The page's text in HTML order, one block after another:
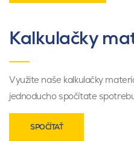
Kalkulačky
Využite naše kalkulačky
jednoducho spočítate
SPOČÍTAŤ